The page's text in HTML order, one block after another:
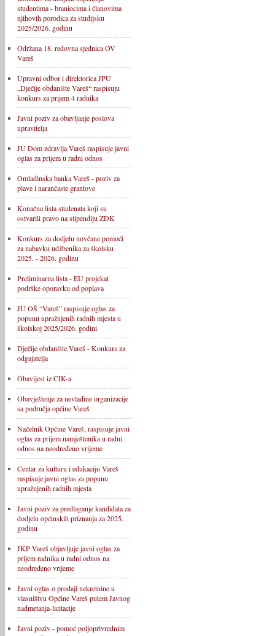
studentima - braniocima i članovima
njihovih porodica za studijsku
2025/2026. godinu
Održana 18. redovna sjednica OV
Vareš
Upravni odbor i direktorica JPU
„Dječije obdanište Vareš“ raspisuju
konkurs za prijem 4 radnika
Javni poziv za obavljanje poslova
upravitelja
JU Dom zdravlja Vareš raspisuje javni
oglas za prijem u radni odnos
Omladinska banka Vareš - poziv za
plave i narančaste grantove
Konačna lista studenata koji su
ostvarili pravo na stipendiju ZDK
Konkurs za dodjelu novčane pomoći
za nabavku udžbenika za školsku
2025. - 2026. godinu
Preliminarna lista - EU projekat
podrške oporavku od poplava
JU OŠ “Vareš” raspisuje oglas za
popunu upražnjenih radnih mjesta u
školskoj 2025/2026. godini
Dječije obdanište Vareš - Konkurs za
odgajatelja
Obavijest iz CIK-a
Obavještenje za nevladine organizacije
sa područja općine Vareš
Načelnik Općine Vareš, raspisuje javni
oglas za prijem namještenika u radni
odnos na neodređeno vrijeme
Centar za kulturu i edukaciju Vareš
raspisuje javni oglas za popunu
upražnjenih radnih mjesta
Javni poziv za predlaganje kandidata za
dodjelu općinskih priznanja za 2025.
godinu
JKP Vareš objavljuje javni oglas za
prijem radnika u radni odnos na
neodređeno vrijeme
Javni oglas o prodaji nekretnine u
vlasništvu Općine Vareš putem Javnog
nadmetanja-licitacije
Javni poziv - pomoć poljoprivrednim